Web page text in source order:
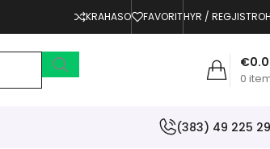
KRAHASO FAVORITHYR /
0
€
(383) 49 225